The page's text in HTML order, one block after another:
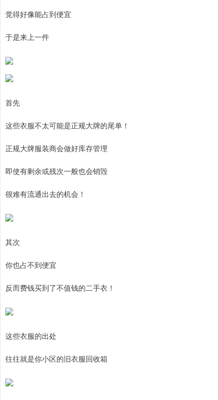
觉得好像能占到便宜
于是来上一件
首先
这些衣服不太可能是正规大牌的尾单！
正规大牌服装商会做好库存管理
即使有剩余或残次一般也会销毁
很难有流通出去的机会！
其次
你也占不到便宜
反而费钱买到了不值钱的二手衣！
这些衣服的出处
往往就是你小区的旧衣服回收箱